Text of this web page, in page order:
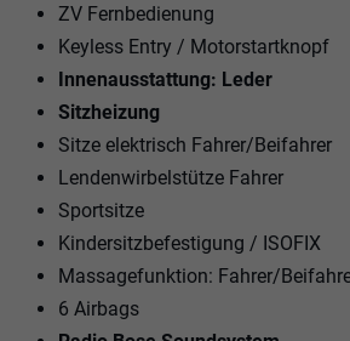
ZV Fernbedienung
Keyless Entry / Motorstartknopf
Innenausstattung: Leder
Sitzheizung
Sitze elektrisch Fahrer/Beifahrer
Lendenwirbelstütze Fahrer
Sportsitze
Kindersitzbefestigung / ISOFIX
Massagefunktion: Fahrer/
6 Airbags